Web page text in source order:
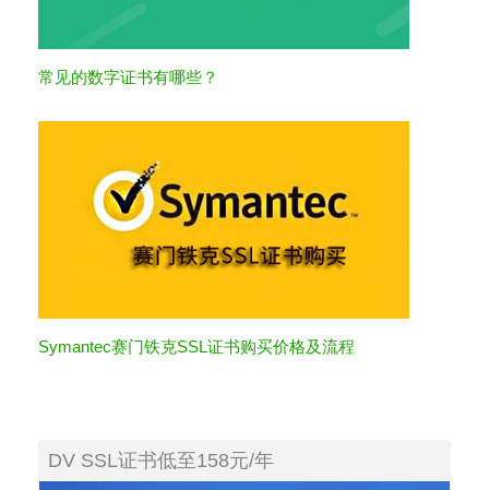
常见的数字证书有哪些？
Symantec赛门铁克SSL证书购买价格及流程
DV SSL证书低至158元/年